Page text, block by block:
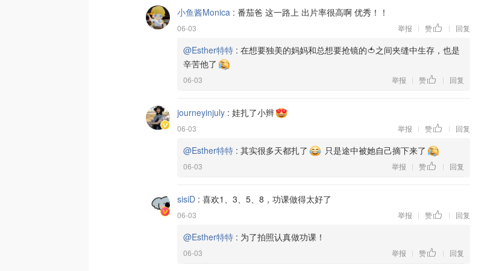
小鱼酱Monica : 番茄爸 这一路上 出片率很高啊 优秀！！
06-03 举报 | 赞 | 回复
@Esther特特 : 在想要独美的妈妈和总想要抢镜的🍅之间夹缝中生存，也是
辛苦他了
06-03 举报 | 赞 | 回复
journeyinjuly : 娃扎了小辫
06-03 举报 | 赞 | 回复
@Esther特特 : 其实很多天都扎了 只是途中被她自己摘下来了
06-03 举报 | 赞 | 回复
sisiD : 喜欢1、3、5、8，功课做得太好了
06-03 举报 | 赞 | 回复
@Esther特特 : 为了拍照认真做功课！
06-03 举报 | 赞 | 回复